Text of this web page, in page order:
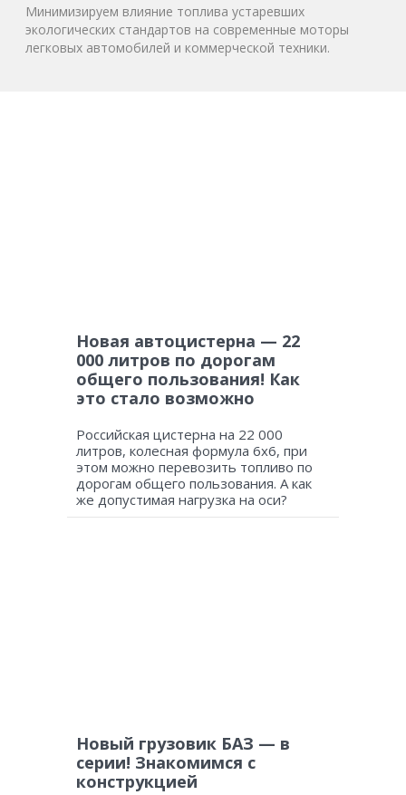
Минимизируем влияние топлива устаревших
экологических стандартов на современные моторы
легковых автомобилей и коммерческой техники.
Новая автоцистерна — 22
000 литров по дорогам
общего пользования! Как
это стало возможно
Российская цистерна на 22 000
литров, колесная формула 6х6, при
этом можно перевозить топливо по
дорогам общего пользования. А как
же допустимая нагрузка на оси?
Новый грузовик БАЗ — в
серии! Знакомимся с
конструкцией